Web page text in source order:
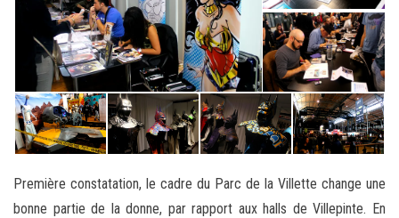
Première constatation, le cadre du Parc de la Villette change une
bonne partie de la donne, par rapport aux halls de Villepinte. En